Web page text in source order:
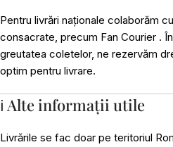
Pentru livrări naționale colaborăm
consacrate, precum Fan Courier .
greutatea coletelor, ne rezervăm
optim pentru livrare.
ℹ️ Alte informații utile
Livrările se fac doar pe teritoriul